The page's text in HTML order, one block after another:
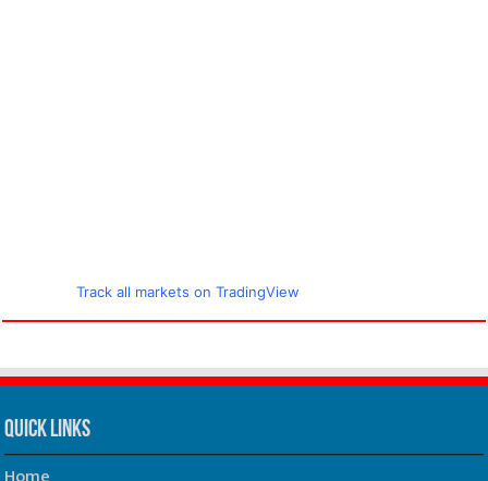
Track all markets on TradingView
Quick Links